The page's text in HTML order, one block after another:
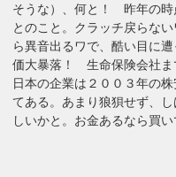
そうな）、何と！ 昨年の時
とのこと。クラッチ戻らな
ら異音出るワで、酷い目に
価大暴落！ 生命保険会社
日本の企業は２００３年の
てある。あまり狼狽せず、
しいかと。お金あるなら買い